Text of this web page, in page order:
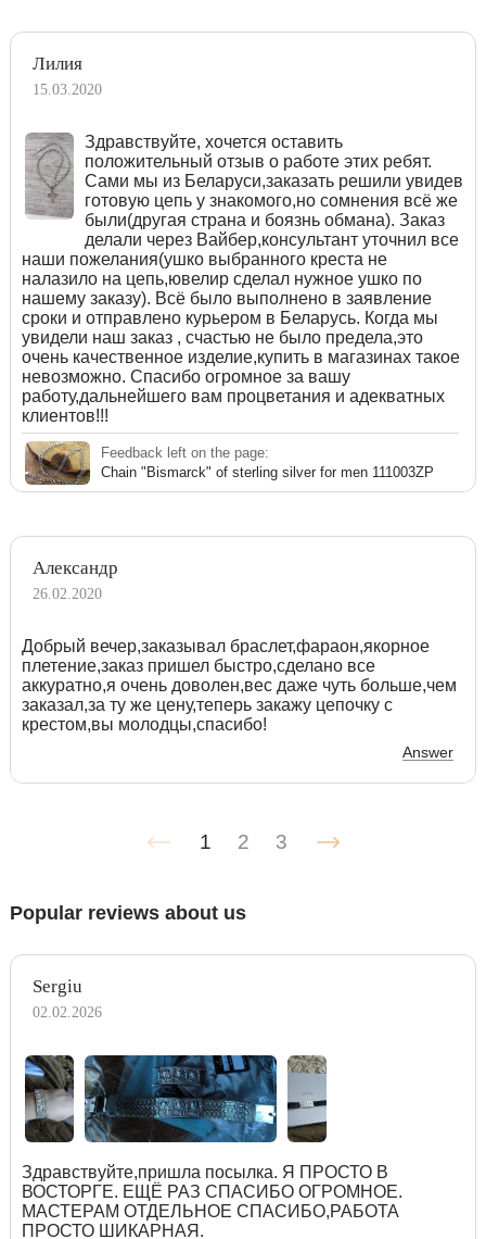
Лилия
15.03.2020
Здравствуйте, хочется оставить
положительный отзыв о работе этих ребят.
Сами мы из Беларуси,заказать решили увидев
готовую цепь у знакомого,но сомнения всё же
были(другая страна и боязнь обмана). Заказ
делали через Вайбер,консультант уточнил все
наши пожелания(ушко выбранного креста не
налазило на цепь,ювелир сделал нужное ушко по
нашему заказу). Всё было выполнено в заявление
сроки и отправлено курьером в Беларусь. Когда мы
увидели наш заказ , счастью не было предела,это
очень качественное изделие,купить в магазинах такое
невозможно. Спасибо огромное за вашу
работу,дальнейшего вам процветания и адекватных
клиентов!!!
Feedback left on the page:
Chain "Bismarck" of sterling silver for men 111003ZP
Александр
26.02.2020
Добрый вечер,заказывал браслет,фараон,якорное
плетение,заказ пришел быстро,сделано все
аккуратно,я очень доволен,вес даже чуть больше,чем
заказал,за ту же цену,теперь закажу цепочку с
крестом,вы молодцы,спасибо!
Answer
1 2 3
Popular reviews about us
Sergiu
02.02.2026
Здравствуйте,пришла посылка. Я ПРОСТО В
ВОСТОРГЕ. ЕЩЁ РАЗ СПАСИБО ОГРОМНОЕ.
МАСТЕРАМ ОТДЕЛЬНОЕ СПАСИБО,РАБОТА
ПРОСТО ШИКАРНАЯ.